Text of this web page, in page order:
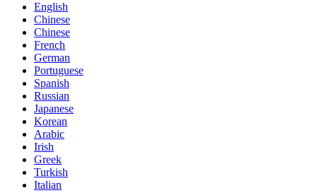
English
Chinese
Chinese
French
German
Portuguese
Spanish
Russian
Japanese
Korean
Arabic
Irish
Greek
Turkish
Italian